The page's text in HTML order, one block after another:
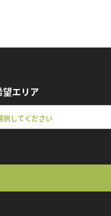
望エリア